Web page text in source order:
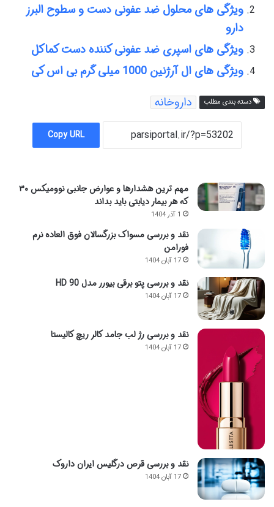
ویژگی های محلول ضد عفونی دست و سطوح البرز
دارو
ویژگی های اسپری ضد عفونی کننده دست کماکل
ویژگی های ال آرژنین 1000 میلی گرم بی اس کی
دسته بندی مطلب داروخانه
Copy URL
مهم ترین هشدارها و عوارض جانبی نوومیکس ۳۰
که هر بیمار دیابتی باید بداند
1 آذر 1404
نقد و بررسی مسواک بزرگسالان فوق العاده نرم
فورامن
17 آبان 1404
نقد و بررسی پتو برقی بیورر مدل HD 90
17 آبان 1404
نقد و بررسی رژ لب جامد کالر ریچ کالیستا
17 آبان 1404
نقد و بررسی قرص درگلیس ایران داروک
17 آبان 1404